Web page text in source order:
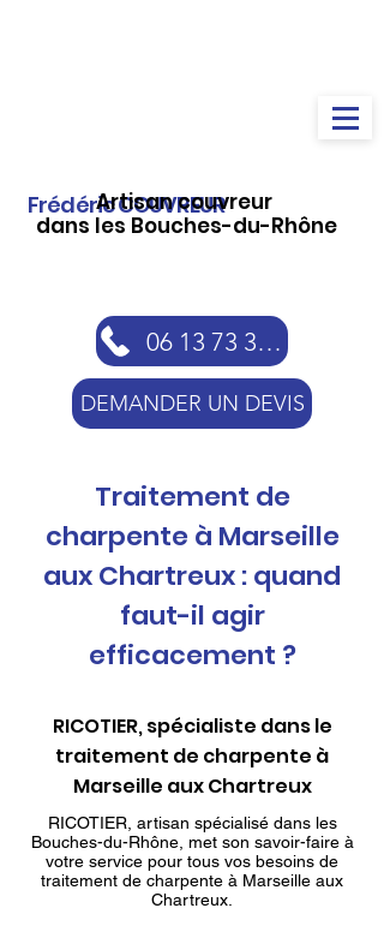
Frédéric COUVREUR
Artisan couvreur
dans les Bouches-du-Rhône
06 13 73 30 46
DEMANDER UN DEVIS
Traitement de
charpente à Marseille
aux Chartreux : quand
faut-il agir
efficacement ?
RICOTIER, spécialiste dans le
traitement de charpente à
Marseille aux Chartreux
RICOTIER, artisan spécialisé dans les
Bouches-du-Rhône, met son savoir-faire à
votre service pour tous vos besoins de
traitement de charpente à Marseille aux
Chartreux.